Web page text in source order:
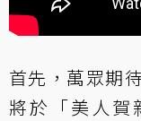
首先，萬眾期
將於「美人賀